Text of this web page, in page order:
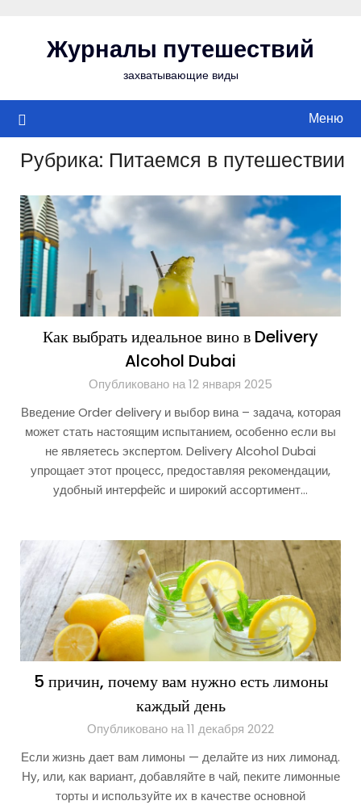
содержимомуЖурналы путешествий
захватывающие виды
Меню
Рубрика: Питаемся в путешествии
Как выбрать идеальное вино в Delivery
Alcohol Dubai
Опубликовано на 12 января 2025
Введение Order delivery и выбор вина – задача, которая
может стать настоящим испытанием, особенно если вы
не являетесь экспертом. Delivery Alcohol Dubai
упрощает этот процесс, предоставляя рекомендации,
удобный интерфейс и широкий ассортимент…
5 причин, почему вам нужно есть лимоны
каждый день
Опубликовано на 11 декабря 2022
Если жизнь дает вам лимоны — делайте из них лимонад.
Ну, или, как вариант, добавляйте в чай, пеките лимонные
торты и используйте их в качестве основной